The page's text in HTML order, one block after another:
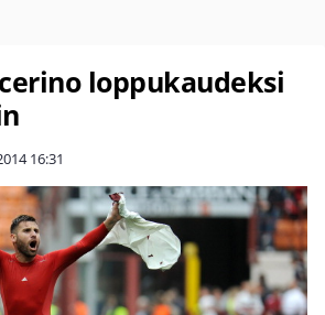
loppukaudeksi
16:31